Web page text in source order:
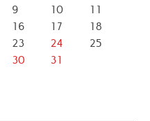
9 10
11
16 17
18
23 24
25
30
31